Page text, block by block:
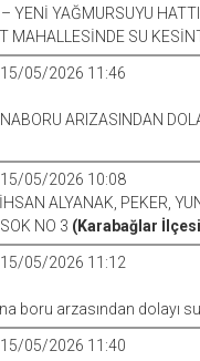
YENİ YAĞMURSUYU
MAHALLESİNDE SU
05/2026 11:46
ARIZASINDAN
05/2026 10:08
ALYANAK, PEKER,
NO 3 (Karabağlar
05/2026 11:12
boru arzasından dolayı
05/2026 11:40